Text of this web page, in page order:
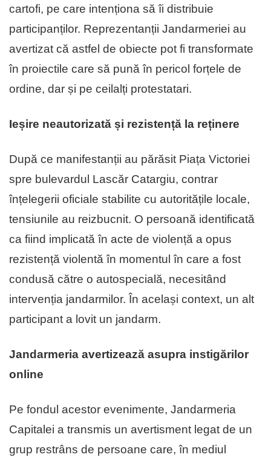
cartofi, pe care intenționa să îi distribuie
participanților. Reprezentanții Jandarmeriei au
avertizat că astfel de obiecte pot fi transformate
în proiectile care să pună în pericol forțele de
ordine, dar și pe ceilalți protestatari.
Ieșire neautorizată și rezistență la reținere
După ce manifestanții au părăsit Piața Victoriei
spre bulevardul Lascăr Catargiu, contrar
înțelegerii oficiale stabilite cu autoritățile locale,
tensiunile au reizbucnit. O persoană identificată
ca fiind implicată în acte de violență a opus
rezistență violentă în momentul în care a fost
condusă către o autospecială, necesitând
intervenția jandarmilor. În același context, un alt
participant a lovit un jandarm.
Jandarmeria avertizează asupra instigărilor
online
Pe fondul acestor evenimente, Jandarmeria
Capitalei a transmis un avertisment legat de un
grup restrâns de persoane care, în mediul